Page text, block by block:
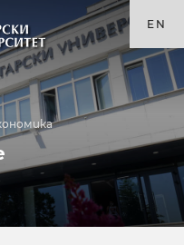
EN